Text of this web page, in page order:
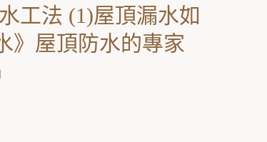
工法 (1)屋頂漏水如
》屋頂防水的專家